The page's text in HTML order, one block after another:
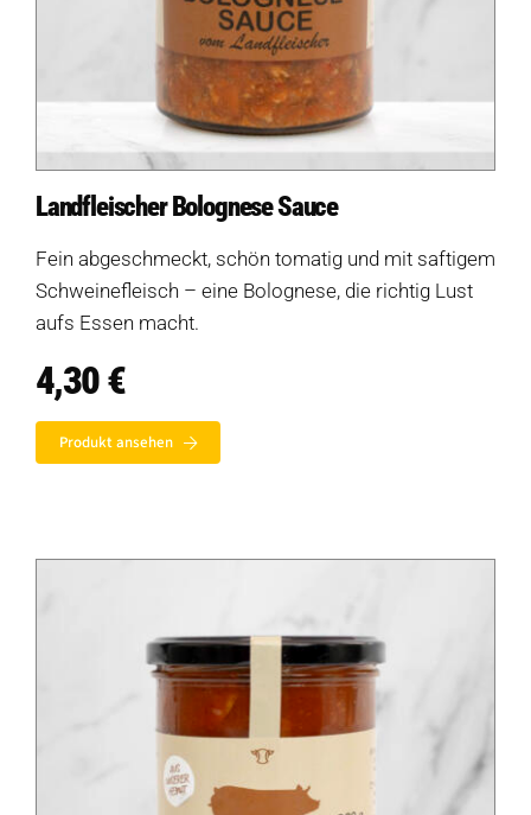
Landfleischer Bolognese Sauce
Fein abgeschmeckt, schön tomatig und mit saftigem
Schweinefleisch – eine Bolognese, die richtig Lust
aufs Essen macht.
4,30€
Produkt ansehen